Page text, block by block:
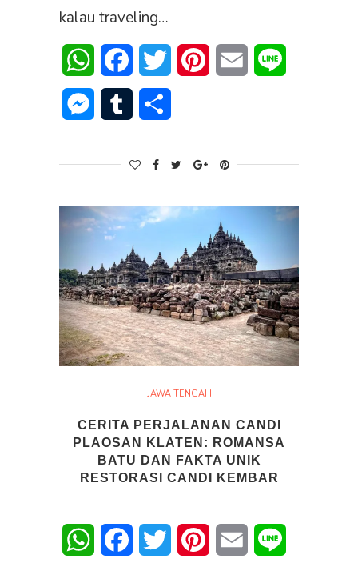
kalau traveling…
WhatsAppFacebookTwitter PinterestEmail
Messenger
Tumblr
JAWA TENGAH
CERITA PERJALANAN CANDI
PLAOSAN KLATEN: ROMANSA
BATU DAN FAKTA UNIK
RESTORASI CANDI KEMBAR
WhatsAppFacebookTwitter PinterestEmail